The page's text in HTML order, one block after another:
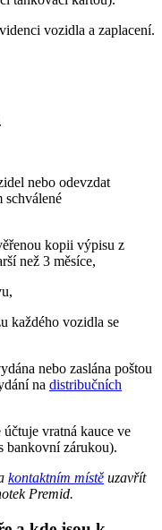
vozidla a zaplacení.
nebo odevzdat
kopii výpisu z
než 3 měsíce,
každého vozidla se
nebo zaslána poštou
na distribučních
vratná kauce ve
bankovní zárukou).
kontaktním místě uzavřít
Premid.